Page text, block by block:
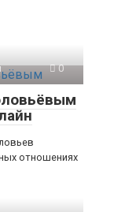
0
отношениях